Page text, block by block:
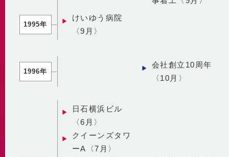
1995年
けいゆう病院
〈9月〉
1996年
会社創立10周年
〈10月〉
日石横浜ビル
〈6月〉
クイーンズタワ
ーA〈7月〉